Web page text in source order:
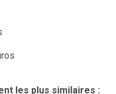
les plus similaires :